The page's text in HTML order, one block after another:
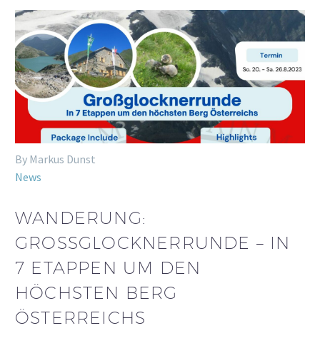
By Markus Dunst
News
WANDERUNG:
GROSSGLOCKNERRUNDE – IN 7
ETAPPEN UM DEN H
ÖCHSTEN BERG Ö
STERREICHS